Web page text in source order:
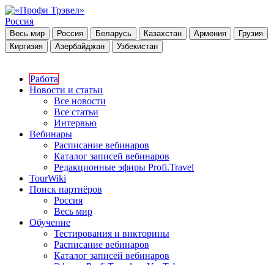
Россия
Весь мир Россия Беларусь Казахстан Армения
Грузия
Киргизия
Азербайджан Узбекистан
Работа
Новости и статьи
Все новости
Все статьи
Интервью
Вебинары
Расписание вебинаров
Каталог записей вебинаров
Редакционные эфиры Profi.Travel
TourWiki
Поиск партнёров
Россия
Весь мир
Обучение
Тестирования и викторины
Расписание вебинаров
Каталог записей вебинаров